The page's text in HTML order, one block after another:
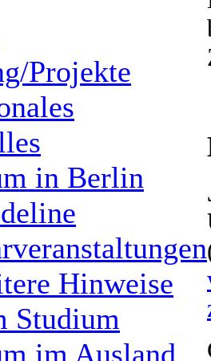
Projekte
in Berlin
Hinweise
Studium
im Ausland